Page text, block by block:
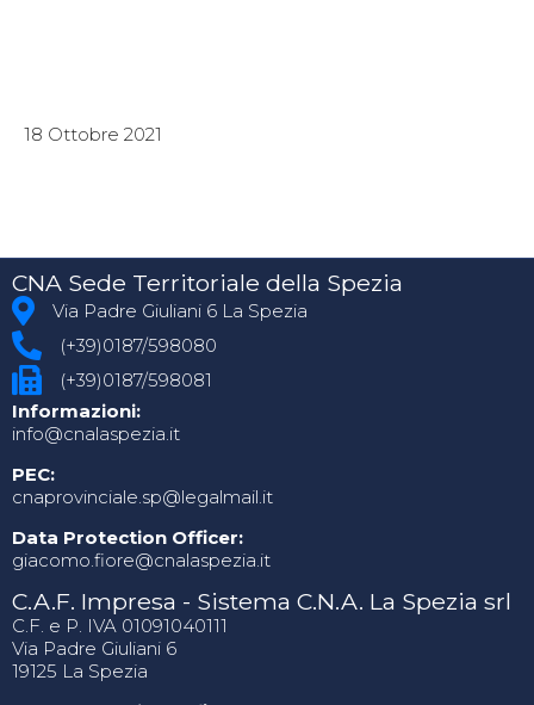
18 Ottobre 2021
CNA Sede Territoriale della Spezia
Via Padre Giuliani 6 La Spezia
(+39)0187/598080
(+39)0187/598081
Informazioni:
info@cnalaspezia.it
PEC:
cnaprovinciale.sp@legalmail.it
Data Protection Officer:
giacomo.fiore@cnalaspezia.it
C.A.F. Impresa - Sistema C.N.A. La Spezia srl
C.F. e P. IVA 01091040111
Via Padre Giuliani 6
19125 La Spezia